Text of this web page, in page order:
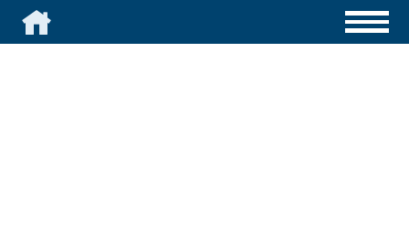
